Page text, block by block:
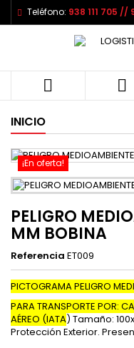
Teléfono: 938 111 705 //
 
INICIO
¡En oferta!
PELIGRO
MM BOBINA
Referencia ET009
PICTOGRAMA PELIGRO
PARA TRANSPORTE POR:
AÉREO (IATA) Tamaño:
Protección Exterior.